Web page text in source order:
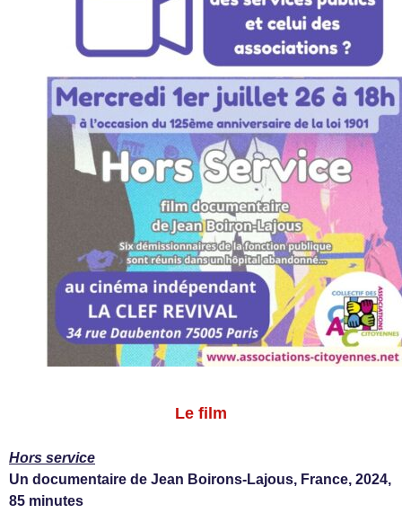
Le film
Hors service
Un documentaire de Jean Boirons-Lajous, France, 2024,
85 minutes